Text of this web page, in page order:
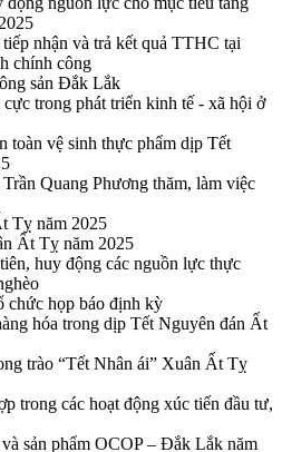
nhận và trả kết quả TTHC tại
chính công
sản Đắk Lắk
trong phát triển kinh tế - xã hội ở
toàn vệ sinh thực phẩm dịp Tết
Quang Phương thăm, làm việc
Tỵ năm 2025
Ất Tỵ năm 2025
huy động các nguồn lực thực
họp báo định kỳ
hóa trong dịp Tết Nguyên đán Ất
trào “Tết Nhân ái” Xuân Ất Tỵ
trong các hoạt động xúc tiến đầu tư,
sản phẩm OCOP – Đắk Lắk năm